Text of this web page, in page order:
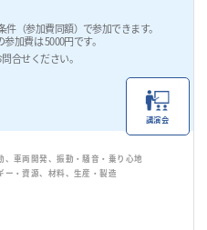
（参加費同額）で参加できます。
加費は 5000円です。
合せください。
講演会
、車両開発、振動・騒音・乗り心地
ー・資源、材料、生産・製造